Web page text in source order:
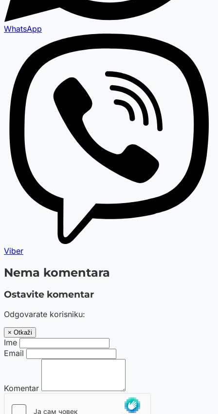
WhatsApp
Viber
Nema komentara
Ostavite komentar
Odgovarate korisniku:
× Otkaži
Ime
Email
Komentar